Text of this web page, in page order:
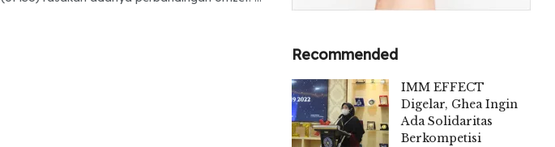
Recommended
IMM EFFECT
Digelar, Ghea Ingin
Ada Solidaritas
Berkompetisi